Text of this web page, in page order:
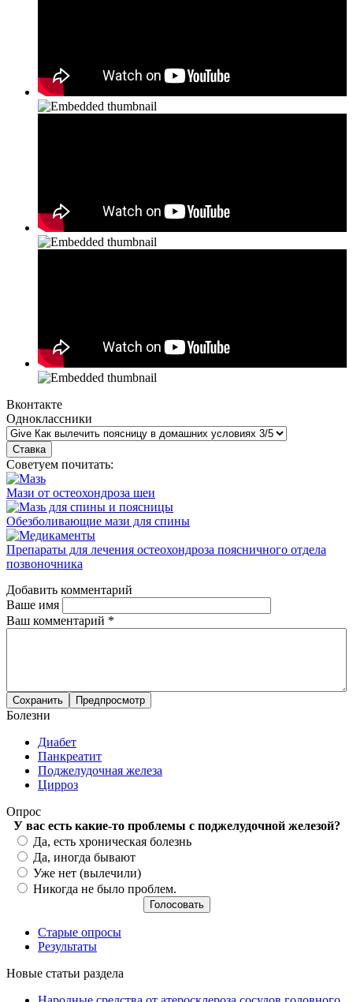
Вконтакте
Одноклассники
Советуем почитать:
Мази от остеохондроза шеи
Обезболивающие мази для спины
Препараты для лечения остеохондроза поясничного отдела
позвоночника
Добавить комментарий
Ваше имя
Ваш комментарий *
Болезни
Диабет
Панкреатит
Поджелудочная железа
Цирроз
Опрос
У вас есть какие-то проблемы с поджелудочной железой?
Варианты
Да, есть хроническая болезнь
Да, иногда бывают
Уже нет (вылечили)
Никогда не было проблем.
Старые опросы
Результаты
Новые статьи раздела